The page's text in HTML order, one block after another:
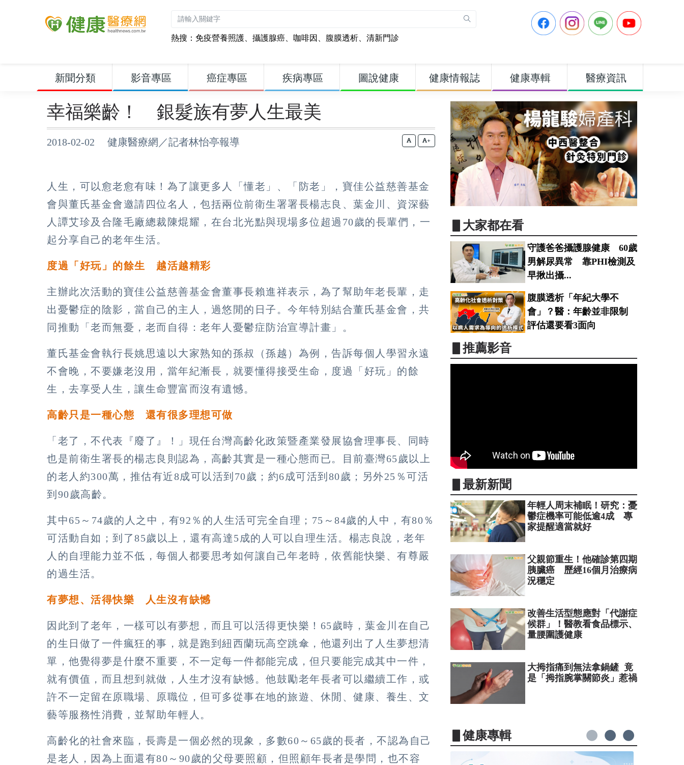
熱搜： 免疫營養照護、 攝護腺癌、 咖啡因、 腹膜透析、 清新門診
新聞分類 影音專區 癌症專區 疾病專區 圖說健康 健康情報誌 健康專輯 醫療資訊
幸福樂齡！ 銀髮族有夢人生最美
2018-02-02 健康醫療網／記者林怡亭報導 +
人生，可以愈老愈有味！為了讓更多人「懂老」、「防老」，寶佳公益慈善基金
會與董氏基金會邀請四位名人，包括兩位前衛生署署長楊志良、葉金川、資深藝
人譚艾珍及合隆毛廠總裁陳焜耀，在台北光點與現場多位超過70歲的長輩們，一
起分享自己的老年生活。
度過「好玩」的餘生 越活越精彩
主辦此次活動的寶佳公益慈善基金會董事長賴進祥表示，為了幫助年老長輩，走
出憂鬱症的陰影，當自己的主人，過悠閒的日子。今年特別結合董氏基金會，共
同推動「老而無憂，老而自得：老年人憂鬱症防治宣導計畫」。
董氏基金會執行長姚思遠以大家熟知的孫叔（孫越）為例，告訴每個人學習永遠
不會晚，不要嫌老沒用，當年紀漸長，就要懂得接受生命，度過「好玩」的餘
生，去享受人生，讓生命豐富而沒有遺憾。
高齡只是一種心態 還有很多理想可做
「老了，不代表『廢了』！」現任台灣高齡化政策暨產業發展協會理事長、同時
也是前衛生署長的楊志良則認為，高齡其實是一種心態而已。目前臺灣65歲以上
的老人約300萬，推估有近8成可以活到70歲；約6成可活到80歲；另外25％可活
到90歲高齡。
其中65～74歲的人之中，有92％的人生活可完全自理；75～84歲的人中，有80％
可活動自如；到了85歲以上，還有高達5成的人可以自理生活。楊志良說，老年
人的自理能力並不低，每個人都要思考如何讓自己年老時，依舊能快樂、有尊嚴
的過生活。
有夢想、活得快樂 人生沒有缺憾
因此到了老年，一樣可以有夢想，而且可以活得更快樂！65歲時，葉金川在自己
的生日做了一件瘋狂的事，就是跑到紐西蘭玩高空跳傘，他還列出了人生夢想清
單，他覺得夢是什麼不重要，不一定每一件都能完成，但只要能完成其中一件，
就有價值，而且想到就做，人生才沒有缺憾。他鼓勵老年長者可以繼續工作，或
許不一定留在原職場、原職位，但可多從事在地的旅遊、休閒、健康、養生、文
藝等服務性消費，並幫助年輕人。
高齡化的社會來臨，長壽是一個必然的現象，多數60～65歲的長者，不認為自己
是老人，因為上面還有80～90歲的父母要照顧，但照顧年長者是學問，也不容
▋大家都在看
守護爸爸攝護腺健康 60歲
男解尿異常 靠PHI檢測及
早揪出攝...
腹膜透析「年紀大學不
會」？醫：年齡並非限制
評估還要看3面向
▋推薦影音
▋最新新聞
年輕人周末補眠！研究：憂
鬱症機率可能低逾4成 專
家提醒適當就好
父親節重生！他確診第四期
胰臟癌 歷經16個月治療病
況穩定
改善生活型態應對「代謝症
候群」！醫教看食品標示、
量腰圍護健康
大拇指痛到無法拿鍋鏟 竟
是「拇指腕掌關節炎」惹禍
▋健康專輯